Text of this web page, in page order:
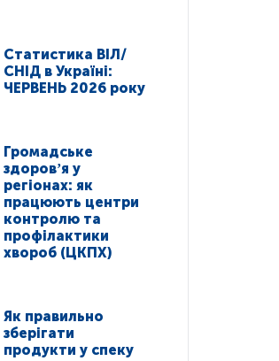
Статистика ВІЛ/
СНІД в Україні:
ЧЕРВЕНЬ 2026 року
Громадське
здоровʼя у
регіонах: як
працюють центри
контролю та
профілактики
хвороб (ЦКПХ)
Як правильно
зберігати
продукти у спеку